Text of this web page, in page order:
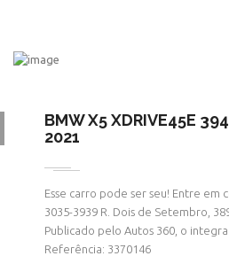
BMW X5 XDRIVE45E
2021
Esse carro pode ser seu! Entre em
3035-3939 R. Dois de Setembro,
Publicado pelo Autos 360, o
Referência: 3370146